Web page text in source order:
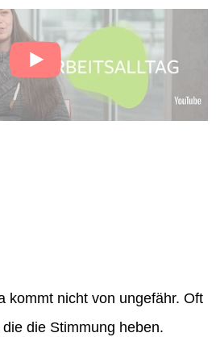
kommt nicht von ungefähr. Oft
die Stimmung heben.